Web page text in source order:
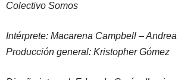
Colectivo Somos
Intérprete: Macarena Campbell –
Producción general: Kristopher Gómez